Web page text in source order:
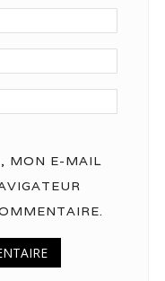
MON E-MAIL